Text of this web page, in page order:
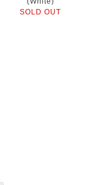
SOLD OUT